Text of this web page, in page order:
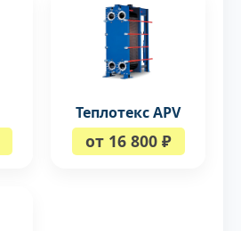
Теплотекс APV
от 16 800 ₽